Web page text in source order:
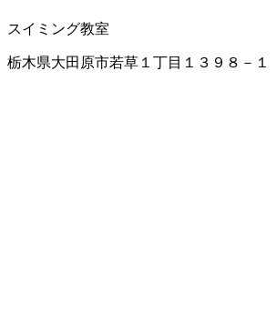
スイミング教室
栃木県大田原市若草１丁目１３９８－１